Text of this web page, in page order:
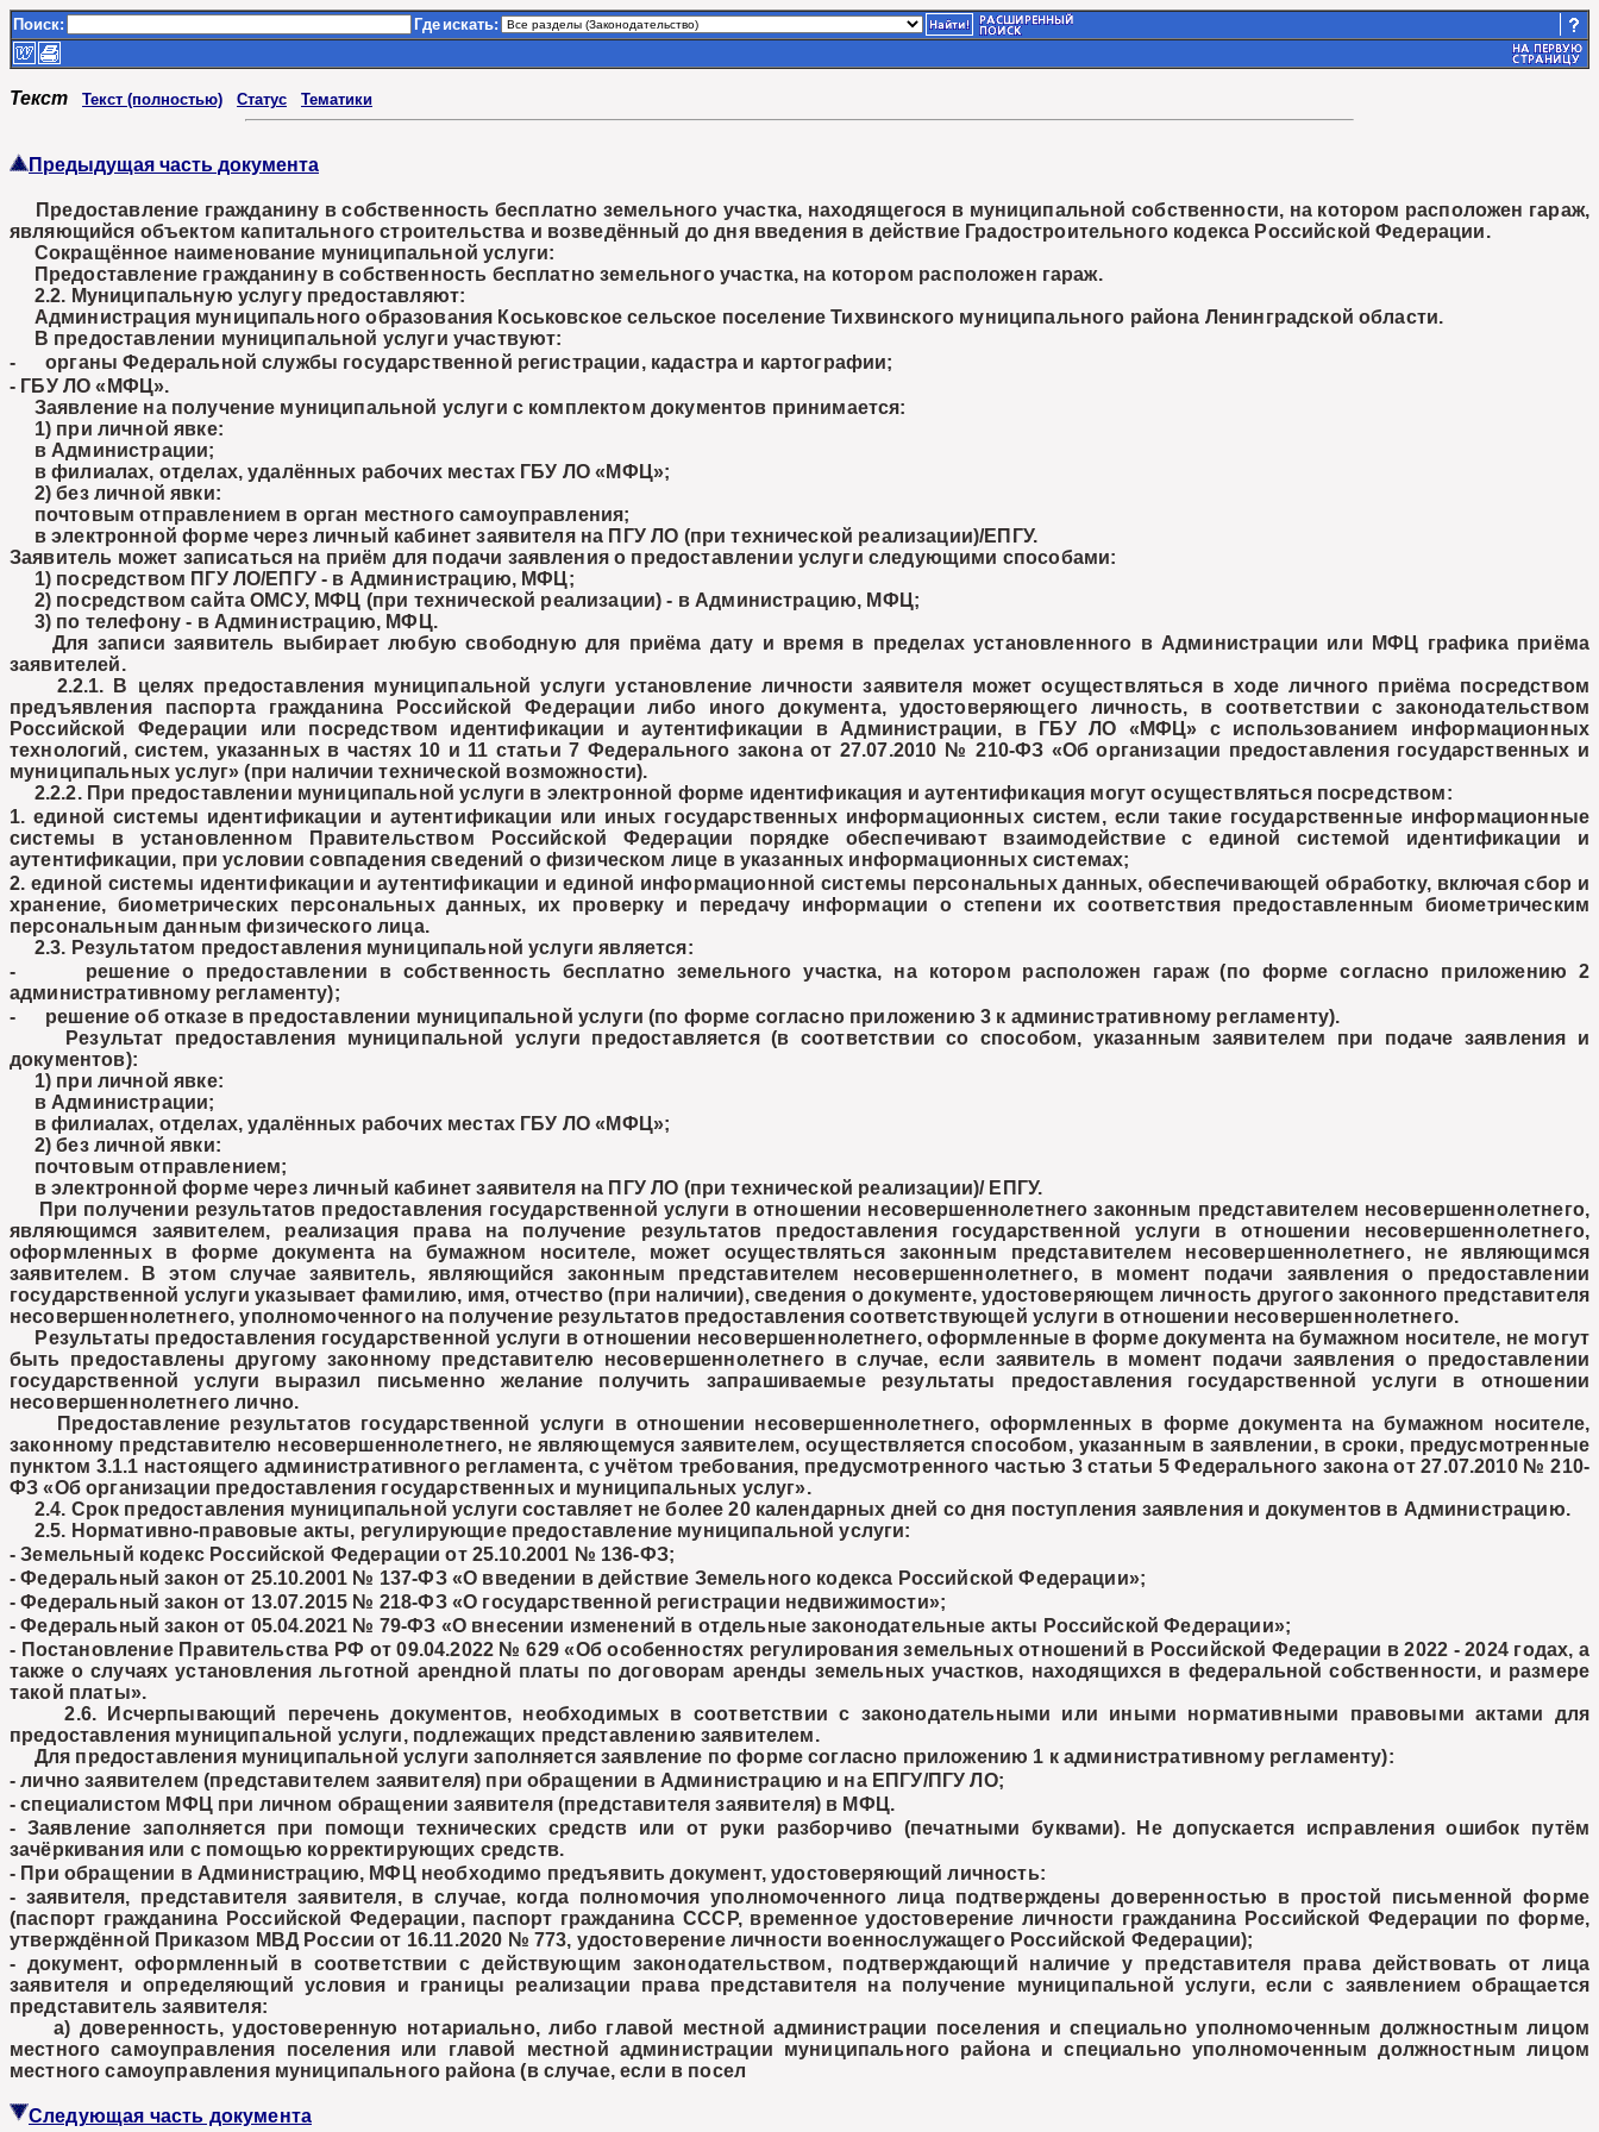
Поиск: Где искать:
Текст Текст (полностью) Статус Тематики
Предыдущая часть документа
Предоставление гражданину в собственность бесплатно земельного участка, находящегося в муниципальной собственности, на котором расположен гараж,
являющийся объектом капитального строительства и возведённый до дня введения в действие Градостроительного кодекса Российской Федерации.
Сокращённое наименование муниципальной услуги:
Предоставление гражданину в собственность бесплатно земельного участка, на котором расположен гараж.
2.2. Муниципальную услугу предоставляют:
Администрация муниципального образования Коськовское сельское поселение Тихвинского муниципального района Ленинградской области.
В предоставлении муниципальной услуги участвуют:
- органы Федеральной службы государственной регистрации, кадастра и картографии;
- ГБУ ЛО «МФЦ».
Заявление на получение муниципальной услуги с комплектом документов принимается:
1) при личной явке:
в Администрации;
в филиалах, отделах, удалённых рабочих местах ГБУ ЛО «МФЦ»;
2) без личной явки:
почтовым отправлением в орган местного самоуправления;
в электронной форме через личный кабинет заявителя на ПГУ ЛО (при технической реализации)/ЕПГУ.
Заявитель может записаться на приём для подачи заявления о предоставлении услуги следующими способами:
1) посредством ПГУ ЛО/ЕПГУ - в Администрацию, МФЦ;
2) посредством сайта ОМСУ, МФЦ (при технической реализации) - в Администрацию, МФЦ;
3) по телефону - в Администрацию, МФЦ.
Для записи заявитель выбирает любую свободную для приёма дату и время в пределах установленного в Администрации или МФЦ графика приёма
заявителей.
2.2.1. В целях предоставления муниципальной услуги установление личности заявителя может осуществляться в ходе личного приёма посредством
предъявления паспорта гражданина Российской Федерации либо иного документа, удостоверяющего личность, в соответствии с законодательством
Российской Федерации или посредством идентификации и аутентификации в Администрации, в ГБУ ЛО «МФЦ» с использованием информационных
технологий, систем, указанных в частях 10 и 11 статьи 7 Федерального закона от 27.07.2010 № 210-ФЗ «Об организации предоставления государственных и
муниципальных услуг» (при наличии технической возможности).
2.2.2. При предоставлении муниципальной услуги в электронной форме идентификация и аутентификация могут осуществляться посредством:
1. единой системы идентификации и аутентификации или иных государственных информационных систем, если такие государственные информационные
системы в установленном Правительством Российской Федерации порядке обеспечивают взаимодействие с единой системой идентификации и
аутентификации, при условии совпадения сведений о физическом лице в указанных информационных системах;
2. единой системы идентификации и аутентификации и единой информационной системы персональных данных, обеспечивающей обработку, включая сбор и
хранение, биометрических персональных данных, их проверку и передачу информации о степени их соответствия предоставленным биометрическим
персональным данным физического лица.
2.3. Результатом предоставления муниципальной услуги является:
- решение о предоставлении в собственность бесплатно земельного участка, на котором расположен гараж (по форме согласно приложению 2
административному регламенту);
- решение об отказе в предоставлении муниципальной услуги (по форме согласно приложению 3 к административному регламенту).
Результат предоставления муниципальной услуги предоставляется (в соответствии со способом, указанным заявителем при подаче заявления и
документов):
1) при личной явке:
в Администрации;
в филиалах, отделах, удалённых рабочих местах ГБУ ЛО «МФЦ»;
2) без личной явки:
почтовым отправлением;
в электронной форме через личный кабинет заявителя на ПГУ ЛО (при технической реализации)/ ЕПГУ.
При получении результатов предоставления государственной услуги в отношении несовершеннолетнего законным представителем несовершеннолетнего,
являющимся заявителем, реализация права на получение результатов предоставления государственной услуги в отношении несовершеннолетнего,
оформленных в форме документа на бумажном носителе, может осуществляться законным представителем несовершеннолетнего, не являющимся
заявителем. В этом случае заявитель, являющийся законным представителем несовершеннолетнего, в момент подачи заявления о предоставлении
государственной услуги указывает фамилию, имя, отчество (при наличии), сведения о документе, удостоверяющем личность другого законного представителя
несовершеннолетнего, уполномоченного на получение результатов предоставления соответствующей услуги в отношении несовершеннолетнего.
Результаты предоставления государственной услуги в отношении несовершеннолетнего, оформленные в форме документа на бумажном носителе, не могут
быть предоставлены другому законному представителю несовершеннолетнего в случае, если заявитель в момент подачи заявления о предоставлении
государственной услуги выразил письменно желание получить запрашиваемые результаты предоставления государственной услуги в отношении
несовершеннолетнего лично.
Предоставление результатов государственной услуги в отношении несовершеннолетнего, оформленных в форме документа на бумажном носителе,
законному представителю несовершеннолетнего, не являющемуся заявителем, осуществляется способом, указанным в заявлении, в сроки, предусмотренные
пунктом 3.1.1 настоящего административного регламента, с учётом требования, предусмотренного частью 3 статьи 5 Федерального закона от 27.07.2010 № 210-
ФЗ «Об организации предоставления государственных и муниципальных услуг».
2.4. Срок предоставления муниципальной услуги составляет не более 20 календарных дней со дня поступления заявления и документов в Администрацию.
2.5. Нормативно-правовые акты, регулирующие предоставление муниципальной услуги:
- Земельный кодекс Российской Федерации от 25.10.2001 № 136-ФЗ;
- Федеральный закон от 25.10.2001 № 137-ФЗ «О введении в действие Земельного кодекса Российской Федерации»;
- Федеральный закон от 13.07.2015 № 218-ФЗ «О государственной регистрации недвижимости»;
- Федеральный закон от 05.04.2021 № 79-ФЗ «О внесении изменений в отдельные законодательные акты Российской Федерации»;
- Постановление Правительства РФ от 09.04.2022 № 629 «Об особенностях регулирования земельных отношений в Российской Федерации в 2022 - 2024 годах, а
также о случаях установления льготной арендной платы по договорам аренды земельных участков, находящихся в федеральной собственности, и размере
такой платы».
2.6. Исчерпывающий перечень документов, необходимых в соответствии с законодательными или иными нормативными правовыми актами для
предоставления муниципальной услуги, подлежащих представлению заявителем.
Для предоставления муниципальной услуги заполняется заявление по форме согласно приложению 1 к административному регламенту):
- лично заявителем (представителем заявителя) при обращении в Администрацию и на ЕПГУ/ПГУ ЛО;
- специалистом МФЦ при личном обращении заявителя (представителя заявителя) в МФЦ.
- Заявление заполняется при помощи технических средств или от руки разборчиво (печатными буквами). Не допускается исправления ошибок путём
зачёркивания или с помощью корректирующих средств.
- При обращении в Администрацию, МФЦ необходимо предъявить документ, удостоверяющий личность:
- заявителя, представителя заявителя, в случае, когда полномочия уполномоченного лица подтверждены доверенностью в простой письменной форме
(паспорт гражданина Российской Федерации, паспорт гражданина СССР, временное удостоверение личности гражданина Российской Федерации по форме,
утверждённой Приказом МВД России от 16.11.2020 № 773, удостоверение личности военнослужащего Российской Федерации);
- документ, оформленный в соответствии с действующим законодательством, подтверждающий наличие у представителя права действовать от лица
заявителя и определяющий условия и границы реализации права представителя на получение муниципальной услуги, если с заявлением обращается
представитель заявителя:
а) доверенность, удостоверенную нотариально, либо главой местной администрации поселения и специально уполномоченным должностным лицом
местного самоуправления поселения или главой местной администрации муниципального района и специально уполномоченным должностным лицом
местного самоуправления муниципального района (в случае, если в посел
Следующая часть документа